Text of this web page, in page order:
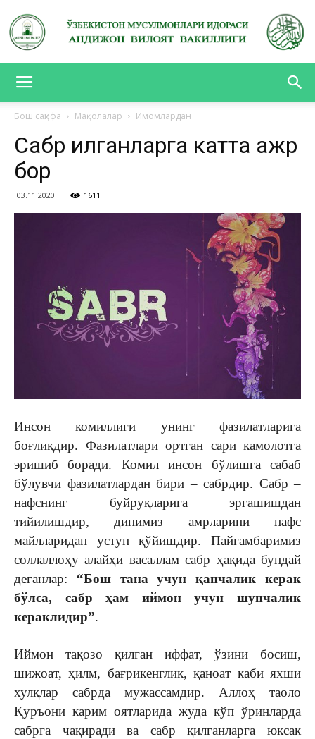
ВИЛОЯТ
ВАКИЛЛИГИ
Бош саҳифа Мақолалар Имомлардан
Сабр қилганларга катта ажр
бор
03.11.2020 1611
Инсон комиллиги унинг фазилатларига
боғлиқдир. Фазилатлари ортган сари камолотга
эришиб боради. Комил инсон бўлишга сабаб
бўлувчи фазилатлардан бири – сабрдир. Сабр –
нафснинг буйруқларига эргашишдан
тийилишдир, динимиз амрларини нафс
майлларидан устун қўйишдир. Пайғамбаримиз
соллаллоҳу алайҳи васаллам сабр ҳақида бундай
деганлар: “Бош тана учун қанчалик керак
бўлса, сабр ҳам иймон учун шунчалик
кераклидир”.
Иймон тақозо қилган иффат, ўзини босиш,
шижоат, ҳилм, бағрикенглик, қаноат каби яхши
хулқлар сабрда мужассамдир. Аллоҳ таоло
Қуръони карим оятларида жуда кўп ўринларда
сабрга чақиради ва сабр қилганларга юксак